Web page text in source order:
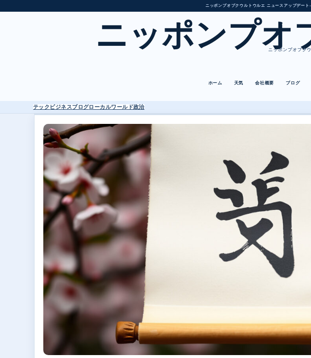
ニッポンプオプクウルトウルエ ニュースアップデート •
ニッポンプオ
ニッポンプオプク
ホーム 天気 会社概要 ブログ
テック ビジネスブログローカルワールド政治